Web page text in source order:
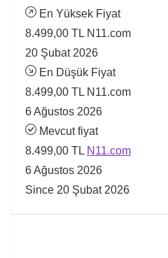
En Yüksek Fiyat
8.499,00 TL N11.com
20 Şubat 2026
En Düşük Fiyat
8.499,00 TL N11.com
6 Ağustos 2026
Mevcut fiyat
8.499,00 TL N11.com
6 Ağustos 2026
Since 20 Şubat 2026